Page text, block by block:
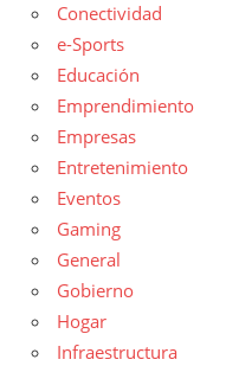
Conectividad
e-Sports
Educación
Emprendimiento
Empresas
Entretenimiento
Eventos
Gaming
General
Gobierno
Hogar
Infraestructura